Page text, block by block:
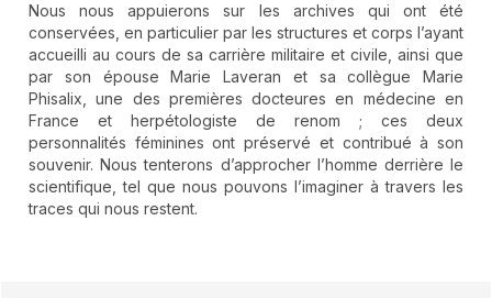
Nous nous appuierons sur les archives qui ont été
conservées, en particulier par les structures et corps l’ayant
accueilli au cours de sa carrière militaire et civile, ainsi que
par son épouse Marie Laveran et sa collègue Marie
Phisalix, une des premières docteures en médecine en
France et herpétologiste de renom ; ces deux
personnalités féminines ont préservé et contribué à son
souvenir. Nous tenterons d’approcher l’homme derrière le
scientifique, tel que nous pouvons l’imaginer à travers les
traces qui nous restent.